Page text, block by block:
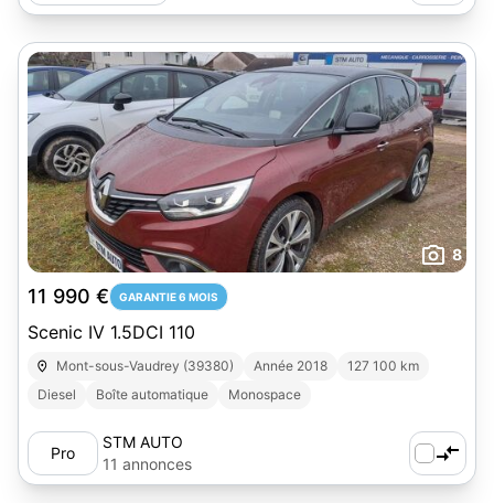
8
11 990 € GARANTIE 6 MOIS
Scenic IV 1.5DCI 110
Mont-sous-Vaudrey (39380) Année 2018
127 100 km
Diesel
Boîte automatique Monospace
Pro
STM AUTO
11 annonces